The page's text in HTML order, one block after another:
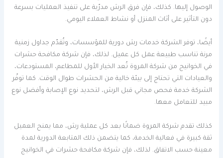
الوصول إليها. كذلك، فإن فرق الرش مدرّبة على تنفيذ العمليات بسرعة
دون التأثير على أثاث المنزل أو نشاط العملاء اليومي.
أيضًا، توفر الشركة خدمات رش دورية للمؤسسات، وتُقدّم جداول زمنية
مرنة تناسب طبيعة عمل كل عميل. لذلك، فإن شركة مكافحة حشرات
في الخوانيج من شركة المروة تُعد الخيار الأول للمطاعم، المستودعات،
والعيادات التي تحتاج إلى بيئة خالية من الحشرات طوال الوقت. كما توفّر
الشركة خدمة فحص مجاني قبل الرش، لتحديد نوع الإصابة وأفضل نوع
مبيد للتعامل معها.
كذلك تقدم شركة المروة ضمانًا بعد كل عملية رش، مما يمنح العميل
ثقة كبيرة في فعالية الخدمة، كما يتضمن ذلك المتابعة الدورية لمدة
معينة حسب الاتفاق. لذلك، فإن شركة مكافحة حشرات في الخوانيج